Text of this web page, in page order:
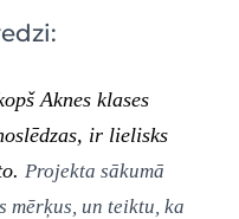
Aknes klases
ir lielisks
Projekta sākumā
mērķus, un teiktu, ka